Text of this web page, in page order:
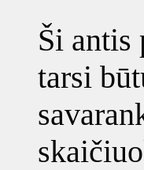
Ši antis
tarsi